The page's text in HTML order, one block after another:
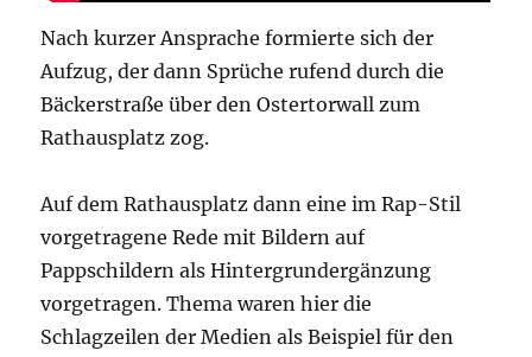
Nach kurzer Ansprache formierte sich der
Aufzug, der dann Sprüche rufend durch die
Bäckerstraße über den Ostertorwall zum
Rathausplatz zog.
Auf dem Rathausplatz dann eine im Rap-Stil
vorgetragene Rede mit Bildern auf
Pappschildern als Hintergrundergänzung
vorgetragen. Thema waren hier die
Schlagzeilen der Medien als Beispiel für den